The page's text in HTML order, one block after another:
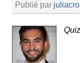
Publié par